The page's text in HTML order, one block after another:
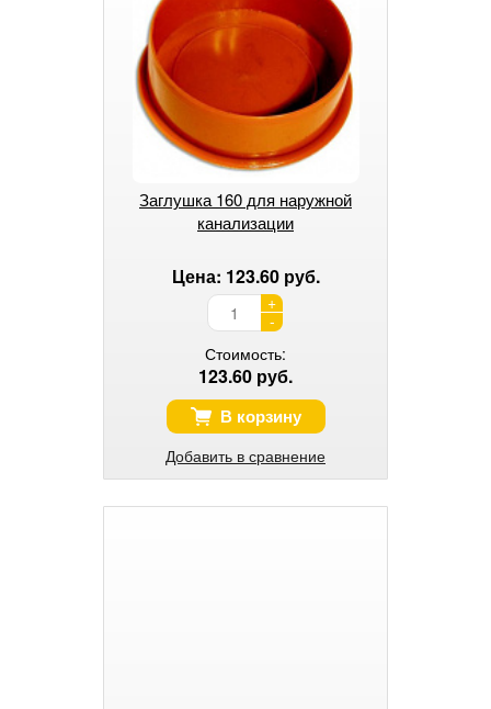
Заглушка 160 для наружной
канализации
Цена: 123.60 руб.
+
-
Стоимость:
123.60 руб.
В корзину
Добавить в сравнение